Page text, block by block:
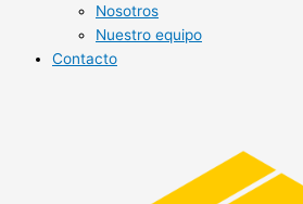
Nosotros
Nuestro equipo
Contacto